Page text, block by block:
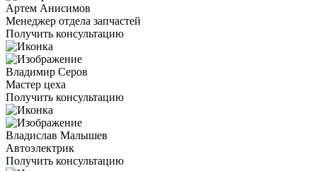
Артем Анисимов
Менеджер отдела запчастей
Получить консультацию
Владимир Серов
Мастер цеха
Получить консультацию
Владислав Малышев
Автоэлектрик
Получить консультацию